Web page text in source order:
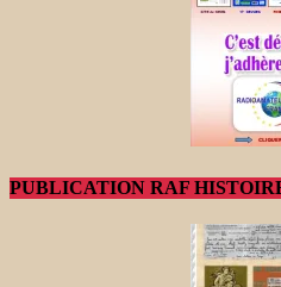
PUBLICATION RAF